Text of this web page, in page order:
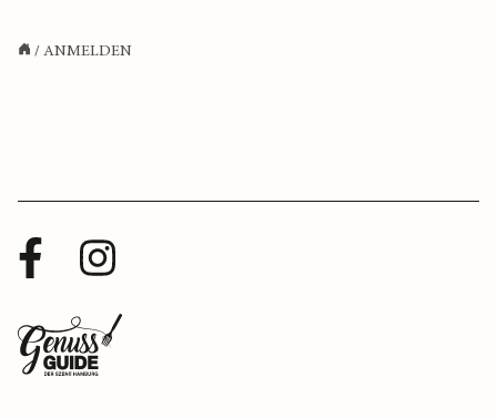
/ ANMELDEN
Facebook
Profil
Instagram
Zurück
zur